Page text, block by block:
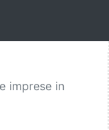
imprese in